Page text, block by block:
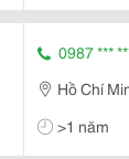
0987 ***
Hồ Chí
>1 năm